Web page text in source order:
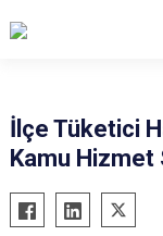
Anamur
Aydıncık
İlçe Tüketici
Kamu Hizmet